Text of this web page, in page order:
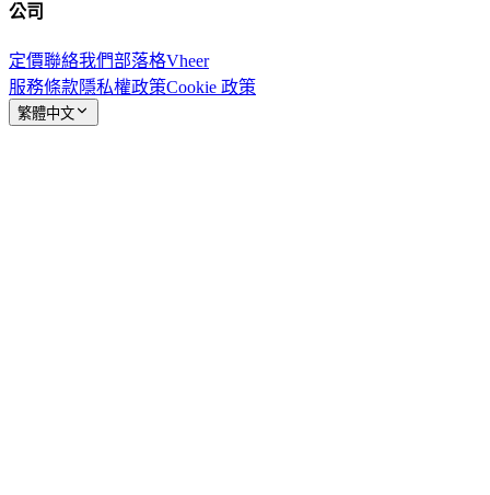
公司
定價聯絡我們部落格Vheer
服務條款隱私權政策Cookie 政策
繁體中文